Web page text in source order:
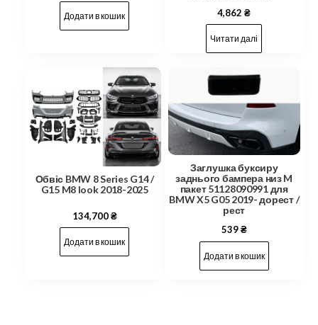
Додати в кошик 4,862₴
Читати далі
Обвіс BMW 8 Series G14 /
G15 M8 look 2018-2025
134,700₴
Додати в кошик
Заглушка буксиру
заднього бампера низ M
пакет 51128090991 для
BMW X5 G05 2019- дорест /
рест
539₴
Додати в кошик